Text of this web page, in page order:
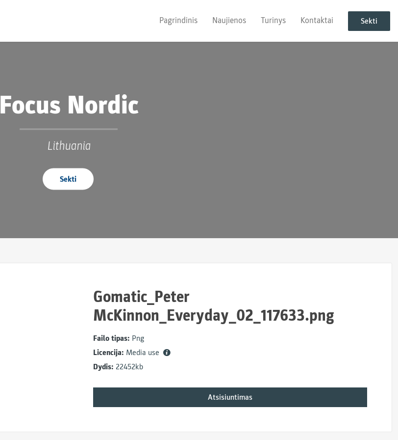
Pagrindinis Naujienos Turinys Kontaktai Sekti
Focus Nordic
Lithuania
Sekti
Gomatic_Peter
McKinnon_Everyday_02_117633.png
Failo tipas: Png
Licencija: Media use
Dydis: 22452kb
Atsisiuntimas